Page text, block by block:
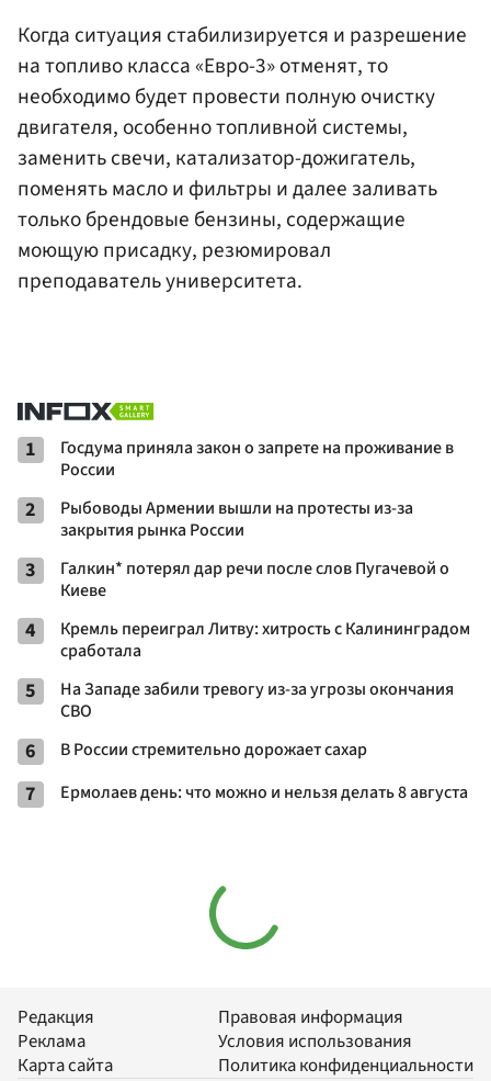
Когда ситуация стабилизируется и разрешение
на топливо класса «Евро-3» отменят, то
необходимо будет провести полную очистку
двигателя, особенно топливной системы,
заменить свечи, катализатор-дожигатель,
поменять масло и фильтры и далее заливать
только брендовые бензины, содержащие
моющую присадку, резюмировал
преподаватель университета.
1
Госдума приняла закон о запрете на проживание в
России
2
Рыбоводы Армении вышли на протесты из-за
закрытия рынка России
3
Галкин* потерял дар речи после слов Пугачевой о
Киеве
4
Кремль переиграл Литву: хитрость с Калининградом
сработала
5
На Западе забили тревогу из-за угрозы окончания
СВО
6 В России стремительно дорожает сахар
7 Ермолаев день: что можно и нельзя делать 8 августа
Редакция
Реклама
Карта сайта
Правовая информация
Условия использования
Политика конфиденциальности